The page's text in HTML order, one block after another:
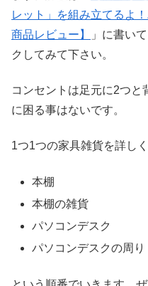
レット」を組み立てるよ
商品レビュー】
」に書い
クしてみて下さい。
コンセントは足元に2つと
に困る事はないです。
1つ1つの家具雑貨を詳し
本棚
本棚の雑貨
パソコンデスク
パソコンデスクの周り